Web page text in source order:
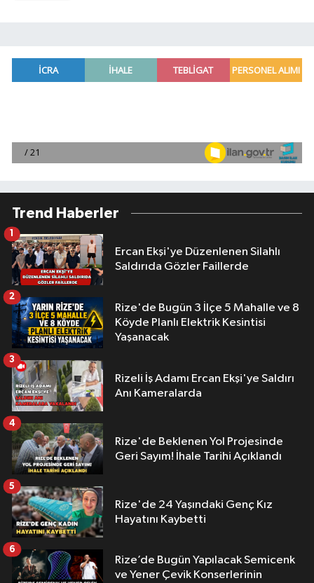
Trend Haberler
Ercan Ekşi'ye Düzenlenen Silahlı
Saldırıda Gözler Faillerde
1
Rize'de Bugün 3 İlçe 5 Mahalle ve 8
Köyde Planlı Elektrik Kesintisi
Yaşanacak
2
Rizeli İş Adamı Ercan Ekşi'ye Saldırı
Anı Kameralarda
3
Rize'de Beklenen Yol Projesinde
Geri Sayım! İhale Tarihi Açıklandı
4
Rize'de 24 Yaşındaki Genç Kız
Hayatını Kaybetti
5
Rize’de Bugün Yapılacak Semicenk
ve Yener Çevik Konserlerinin
6